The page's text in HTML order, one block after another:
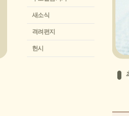
새소식
격려편지
헌시